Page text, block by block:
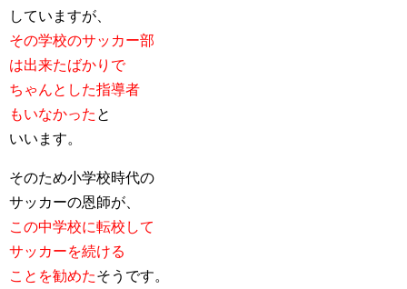
していますが、
その学校のサッカー部
は出来たばかりで
ちゃんとした指導者
もいなかった と
いいます。
そのため小学校時代の
サッカーの恩師が、
この中学校に転校して
サッカーを続ける
ことを勧めたそうです。